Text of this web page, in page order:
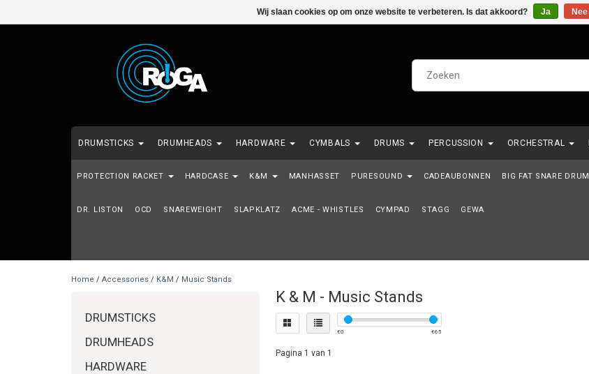
DRUMSTICKS DRUMHEADS HARDWARE CYMBALS DRUMS PERCUSSION ORCHESTRAL
PROTECTION RACKET HARDCASE K&M MANHASSET PURESOUND CADEAUBONNEN BIG FAT SNARE DRUM
DR. LISTON OCD SNAREWEIGHT SLAPKLATZ ACME - WHISTLES CYMPAD STAGG GEWA
MALLETS SHOWROOM MODELS - 2DE HANDS - EINDE REEKS VERHUUR KABELS SNAREN
Home / Accessories / K&M / Music Stands
DRUMSTICKS
DRUMHEADS
HARDWARE
K & M - Music Stands
€0 €65
Pagina 1 van 1
Wij slaan cookies op om onze website te verbeteren. Is dat akkoord? Ja Nee